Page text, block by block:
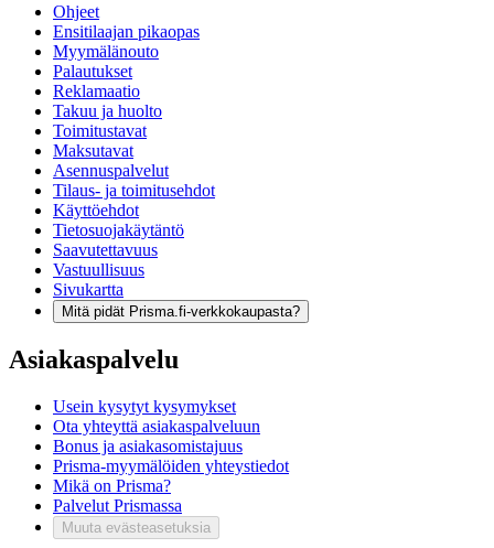
Ohjeet
Ensitilaajan pikaopas
Myymälänouto
Palautukset
Reklamaatio
Takuu ja huolto
Toimitustavat
Maksutavat
Asennuspalvelut
Tilaus- ja toimitusehdot
Käyttöehdot
Tietosuojakäytäntö
Saavutettavuus
Vastuullisuus
Sivukartta
Mitä pidät Prisma.fi-verkkokaupasta?
Asiakaspalvelu
Usein kysytyt kysymykset
Ota yhteyttä asiakaspalveluun
Bonus ja asiakasomistajuus
Prisma-myymälöiden yhteystiedot
Mikä on Prisma?
Palvelut Prismassa
Muuta evästeasetuksia